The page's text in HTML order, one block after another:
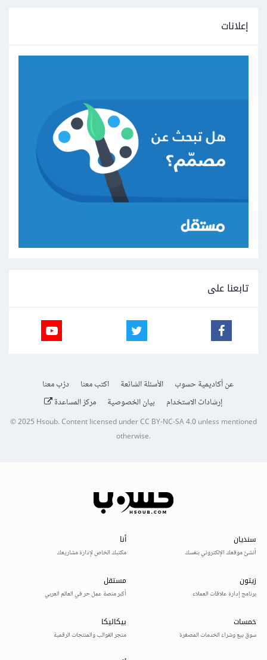
إعلانات
تابعنا على
عن أكاديمية حسوب الأسئلة الشائعة اكتب معنا
درّب معنا
إرشادات الاستخدام
بيان الخصوصية مركز المساعدة
© 2025Hsoub.Content licensed underCC BY-NC-SA 4.0unless mentioned
otherwise.